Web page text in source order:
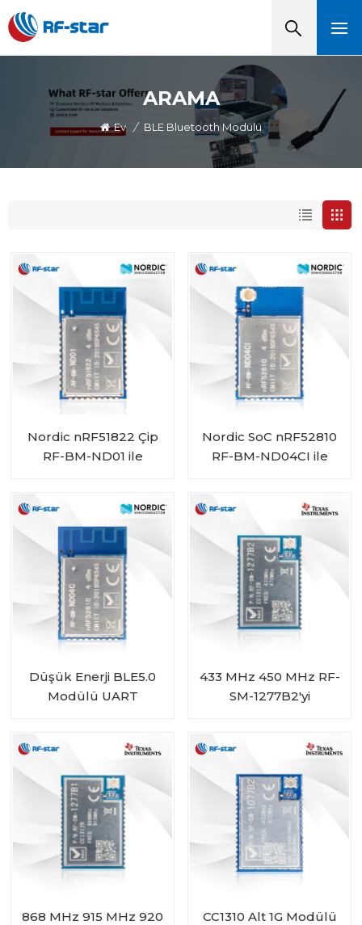
ARAMA
Ev / BLE Bluetooth Modülü
Nordic nRF51822 Çip
RF-BM-ND01 ile
Nordic SoC nRF52810
RF-BM-ND04CI ile
Düşük Enerji BLE5.0
Modülü UART
433 MHz 450 MHz RF-
SM-1277B2'yi
868 MHz 915 MHz 920
CC1310 Alt 1G Modülü